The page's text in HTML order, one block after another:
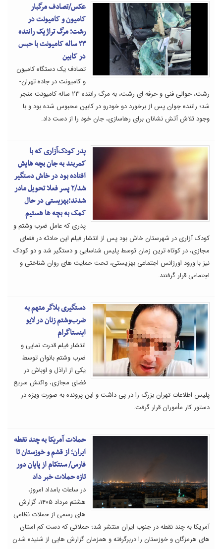
عکس/تصادف مرگبار
کامیون و کامیونت در
رشت؛ مرگ تراژیک راننده
۲۳ ساله کامیونت با حبس
در کابین
تصادف یک دستگاه کامیون
و کامیونت در جاده تهران-
رشت، حوالی فنی و حرفه ای رشت، به مرگ راننده ۲۳ ساله کامیونت منجر
شد؛ راننده جوان پس از برخورد دو خودرو در کابین محبوس شده بود و با
وجود تلاش آتش نشانان برای رهاسازی، جان خود را از دست داد.
پدر کودک‌آزاری که با
کمربند به جان بچه هایش
افتاده بود در خاش دستگیر
شد/۲ پسر فعلا تحویل مادر
شدند؛بهزیستی در حال
کمک به بچه ها هستیم
پدری که عامل ضرب وشتم و
کودک آزاری در شهرستان خاش بود پس از انتشار فیلم این حادثه در فضای
مجازی، در کوتاه ترین زمان توسط پلیس شناسایی و دستگیر شد و دو کودک
نیز با ورود اورژانس اجتماعی بهزیستی، تحت حمایت های روان شناختی و
اجتماعی قرار گرفتند.
دستگیری بلاگر متهم به
ضرب‌وشتم زنان در لایو
اینستاگرام
انتشار فیلم قدرت نمایی و
ضرب وشتم بانوان توسط
یکی از اراذل و اوباش در
فضای مجازی، واکنش سریع
پلیس اطلاعات تهران بزرگ را در پی داشت و این پرونده به صورت ویژه در
دستور کار مأموران قرار گرفت.
حملات آمریکا به چند نقطه
ایران؛ از قشم و خوزستان تا
فارس/ سنتکام از پایان دور
تازه حملات خبر داد
در ساعات بامداد امروز،
هشتم مرداد ۱۴۰۵، گزارش
های رسمی از حملات نظامی
آمریکا به چند نقطه در جنوب ایران منتشر شد؛ حملاتی که دست کم استان
های هرمزگان و خوزستان را دربرگرفته و همزمان گزارش هایی از شنیده شدن